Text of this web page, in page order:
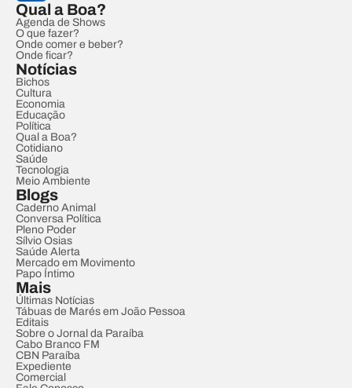
Qual a Boa?
Agenda de Shows
O que fazer?
Onde comer e beber?
Onde ficar?
Notícias
Bichos
Cultura
Economia
Educação
Política
Qual a Boa?
Cotidiano
Saúde
Tecnologia
Meio Ambiente
Blogs
Caderno Animal
Conversa Política
Pleno Poder
Sílvio Osias
Saúde Alerta
Mercado em Movimento
Papo Íntimo
Mais
Últimas Notícias
Tábuas de Marés em João Pessoa
Editais
Sobre o Jornal da Paraíba
Cabo Branco FM
CBN Paraíba
Expediente
Comercial